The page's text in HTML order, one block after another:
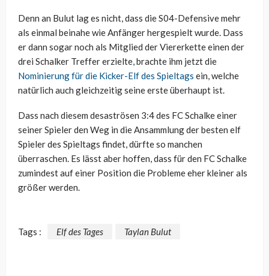
Denn an Bulut lag es nicht, dass die S04-Defensive mehr
als einmal beinahe wie Anfänger hergespielt wurde. Dass
er dann sogar noch als Mitglied der Viererkette einen der
drei Schalker Treffer erzielte, brachte ihm jetzt die
Nominierung für die Kicker-Elf des Spieltags ein, welche
natürlich auch gleichzeitig seine erste überhaupt ist.
Dass nach diesem desaströsen 3:4 des FC Schalke einer
seiner Spieler den Weg in die Ansammlung der besten elf
Spieler des Spieltags findet, dürfte so manchen
überraschen. Es lässt aber hoffen, dass für den FC Schalke
zumindest auf einer Position die Probleme eher kleiner als
größer werden.
Tags : Elf des Tages Taylan Bulut